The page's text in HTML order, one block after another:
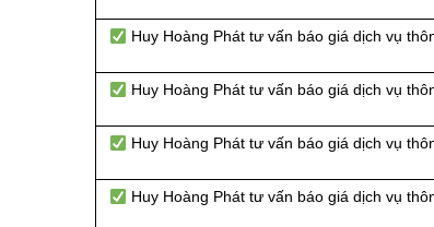
Huy Hoàng Phát tư vấn báo giá dịch vụ
Huy Hoàng Phát tư vấn báo giá dịch vụ
Huy Hoàng Phát tư vấn báo giá dịch vụ
Huy Hoàng Phát tư vấn báo giá dịch vụ